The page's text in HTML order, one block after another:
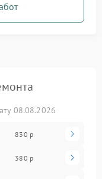
08.08.2026
830 р
380 р